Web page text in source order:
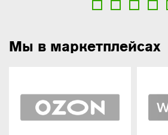
Мы в маркетплейсах